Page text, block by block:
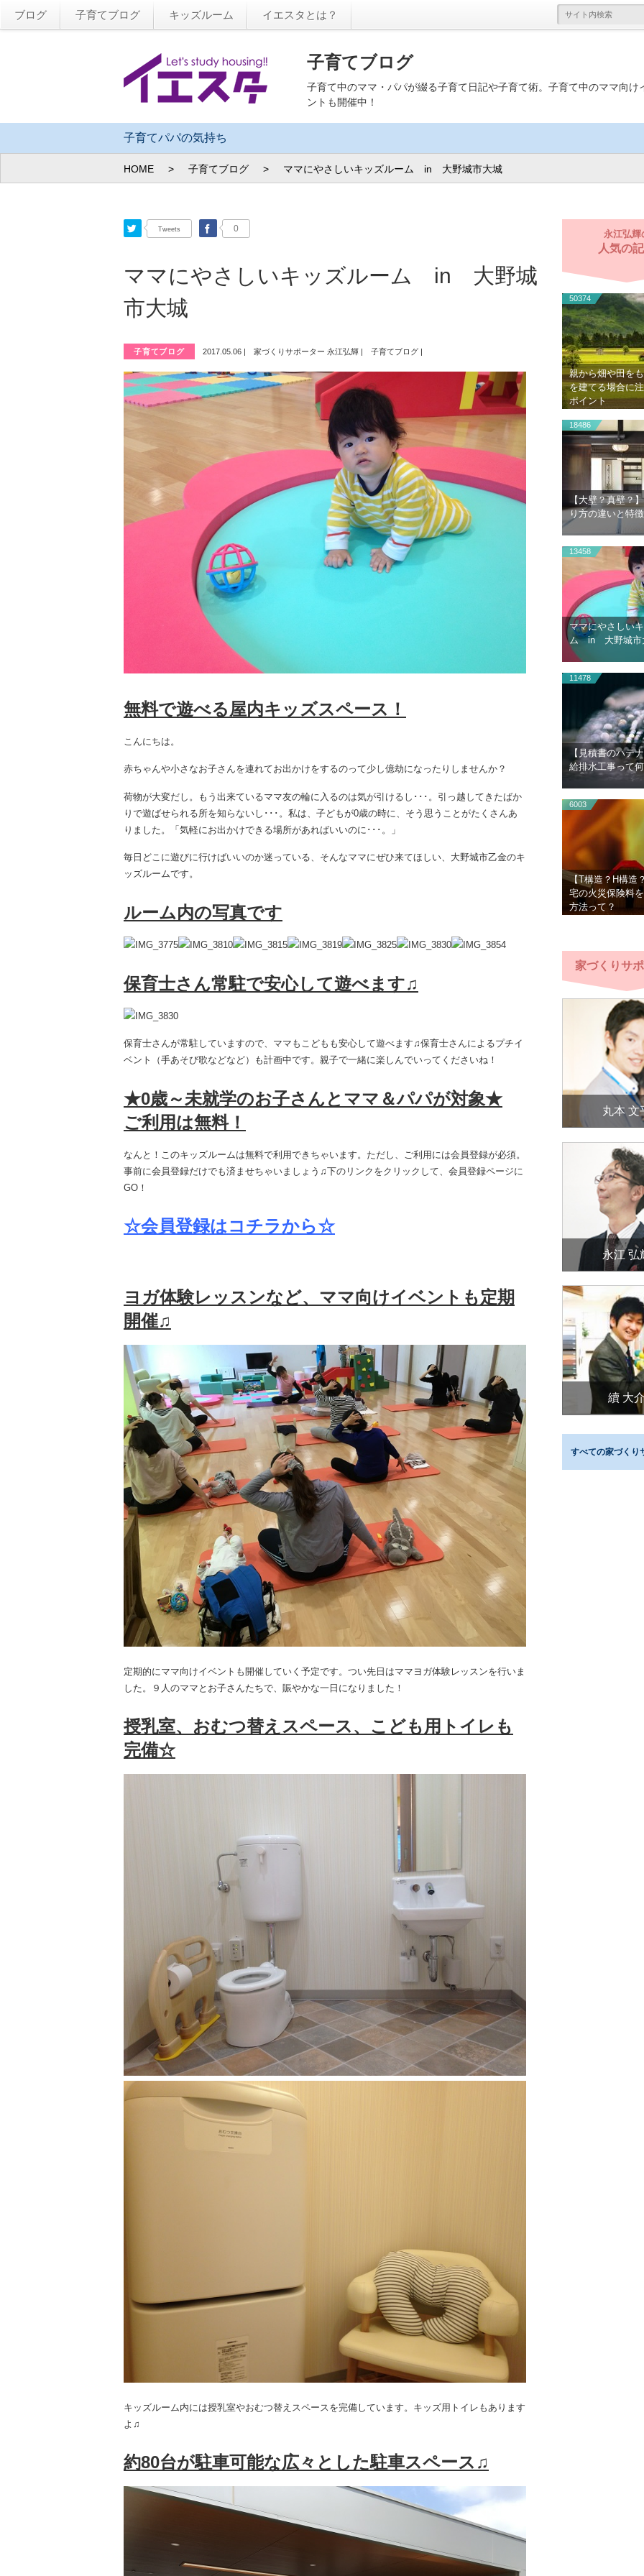
ブログ 子育てブログ キッズルーム イエスタとは？
子育てブログ
子育て中のママ・パパが綴る子育て日記や子育て術。子育て中のママ向け
ントも開催中！
子育てパパの気持ち
HOME > 子育てブログ > ママにやさしいキッズルーム in 大野城市大城
Tweets
Twitter 0
Facebook
ママにやさしいキッズルーム in 大野城
市大城
子育てブログ 2017.05.06| 家づくりサポーター 永江弘輝| 子育てブログ|
無料で遊べる屋内キッズスペース！
こんにちは。
赤ちゃんや小さなお子さんを連れてお出かけをするのって少し億劫になったりしませんか？
荷物が大変だし。もう出来ているママ友の輪に入るのは気が引けるし･･･。引っ越してきたばか
りで遊ばせられる所を知らないし･･･。私は、子どもが0歳の時に、そう思うことがたくさんあ
りました。「気軽にお出かけできる場所があればいいのに･･･。」
毎日どこに遊びに行けばいいのか迷っている、そんなママにぜひ来てほしい、大野城市乙金のキ
ッズルームです。
ルーム内の写真です
保育士さん常駐で安心して遊べます♫
保育士さんが常駐していますので、ママもこどもも安心して遊べます♫保育士さんによるプチイ
ベント（手あそび歌などなど）も計画中です。親子で一緒に楽しんでいってくださいね！
★0歳～未就学のお子さんとママ＆パパが対象★
ご利用は無料！
なんと！このキッズルームは無料で利用できちゃいます。ただし、ご利用には会員登録が必須。
事前に会員登録だけでも済ませちゃいましょう♫下のリンクをクリックして、会員登録ページに
GO！
☆会員登録はコチラから☆
ヨガ体験レッスンなど、ママ向けイベントも定期
開催♫
定期的にママ向けイベントも開催していく予定です。つい先日はママヨガ体験レッスンを行いま
した。９人のママとお子さんたちで、賑やかな一日になりました！
授乳室、おむつ替えスペース、こども用トイレも
完備☆
キッズルーム内には授乳室やおむつ替えスペースを完備しています。キッズ用トイレもあります
よ♫
約80台が駐車可能な広々とした駐車スペース♫
永江弘輝
人気の
50374
親から畑や田を
を建てる場合に
ポイント
18486
【大壁？真壁？
り方の違いと特徴
13458
ママにやさしい
ム in 大野城市
11478
【見積書のハテ
給排水工事って
6003
【T構造？H構造
宅の火災保険料
方法って？
家づくりサ
丸本 文
永江 弘
續 大
すべての家づくり